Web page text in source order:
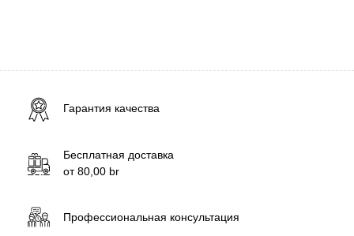
Гарантия качества
Бесплатная доставка
от80,00 br
Профессиональная консультация